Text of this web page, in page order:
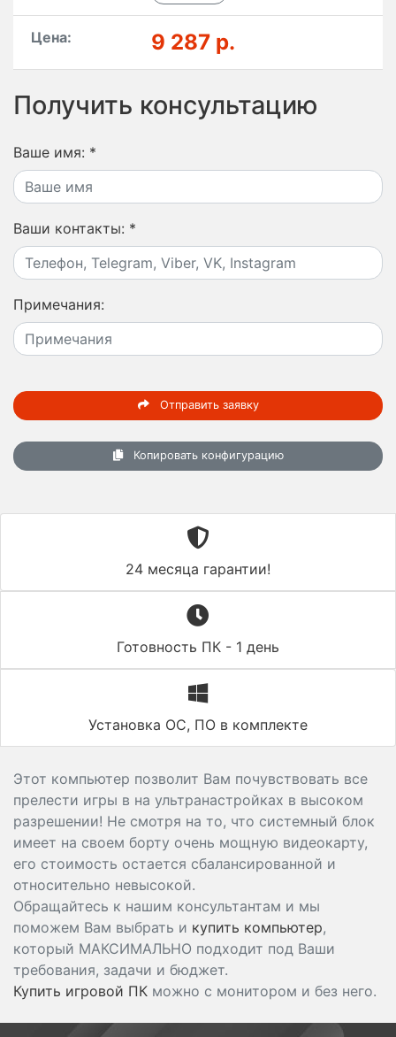
Цена: 9 287 р.
Получить консультацию
Ваше имя: *
Ваши контакты: *
Примечания:
Отправить заявку
Копировать конфигурацию
24 месяца гарантии!
Готовность ПК - 1 день
Установка ОС, ПО в комплекте
Этот компьютер позволит Вам почувствовать все
прелести игры в на ультранастройках в высоком
разрешении! Не смотря на то, что системный блок
имеет на своем борту очень мощную видеокарту,
его стоимость остается сбалансированной и
относительно невысокой.
Обращайтесь к нашим консультантам и мы
поможем Вам выбрать и купить компьютер,
который МАКСИМАЛЬНО подходит под Ваши
требования, задачи и бюджет.
Купить игровой ПК можно с монитором и без него.